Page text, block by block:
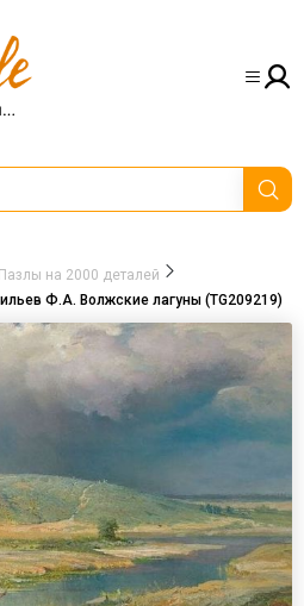
Пазлы на 2000 деталей
Ф.А. Волжские лагуны (TG209219)